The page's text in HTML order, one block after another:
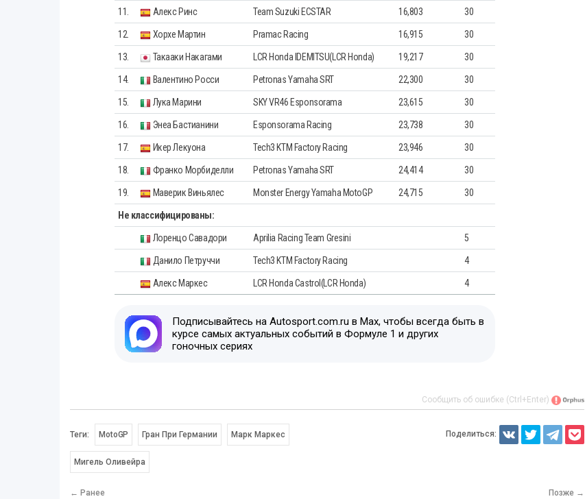
11. Алекс Ринс Team Suzuki ECSTAR 16,803 30
12. Хорхе Мартин Pramac Racing 16,915 30
13. Такааки Накагами LCR Honda IDEMITSU(LCR Honda) 19,217 30
14. Валентино Росси Petronas Yamaha SRT 22,300 30
15. Лука Марини SKY VR46 Esponsorama 23,615 30
16. Энеа Бастианини Esponsorama Racing 23,738 30
17. Икер Лекуона Tech3 KTM Factory Racing 23,946 30
18. Франко Морбиделли Petronas Yamaha SRT 24,414 30
19. Маверик Виньялес Monster Energy Yamaha MotoGP 24,715 30
Не классифицированы:
Лоренцо Савадори Aprilia Racing Team Gresini 5
Данило Петруччи Tech3 KTM Factory Racing 4
Алекс Маркес LCR Honda Castrol(LCR Honda) 4
Подписывайтесь на Autosport.com.ru в Max, чтобы всегда быть в
курсе самых актуальных событий в Формуле 1 и других
гоночных сериях
Сообщить об ошибке (Ctrl+Enter)
Теги: MotoGP Гран При Германии Марк Маркес
Мигель Оливейра
Поделиться:
← Ранее Позже →